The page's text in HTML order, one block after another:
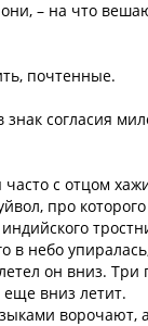
– на что
почтенные.
согласия
с отцом
про
в небо
он вниз.
еще вниз летит.
ворочают,